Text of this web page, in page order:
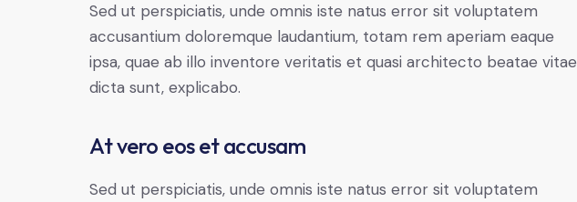
Sed ut perspiciatis, unde omnis iste natus error sit voluptatem
accusantium doloremque laudantium, totam rem aperiam eaque
ipsa, quae ab illo inventore veritatis et quasi architecto beatae vitae
dicta sunt, explicabo.
At vero eos et accusam
Sed ut perspiciatis, unde omnis iste natus error sit voluptatem